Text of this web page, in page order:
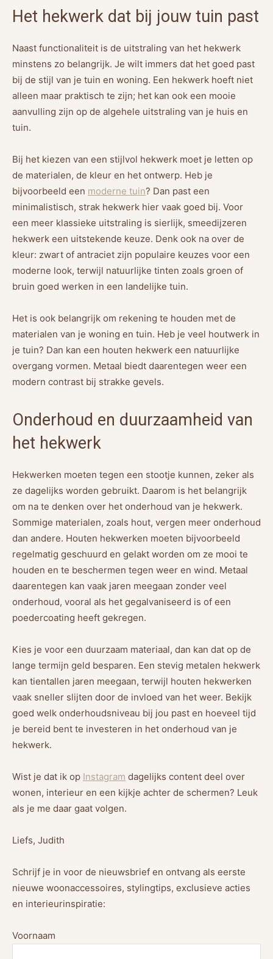
Het hekwerk dat bij jouw tuin past
Naast functionaliteit is de uitstraling van het hekwerk
minstens zo belangrijk. Je wilt immers dat het goed past
bij de stijl van je tuin en woning. Een hekwerk hoeft niet
alleen maar praktisch te zijn; het kan ook een mooie
aanvulling zijn op de algehele uitstraling van je huis en
tuin.
Bij het kiezen van een stijlvol hekwerk moet je letten op
de materialen, de kleur en het ontwerp. Heb je
bijvoorbeeld een moderne tuin? Dan past een
minimalistisch, strak hekwerk hier vaak goed bij. Voor
een meer klassieke uitstraling is sierlijk, smeedijzeren
hekwerk een uitstekende keuze. Denk ook na over de
kleur: zwart of antraciet zijn populaire keuzes voor een
moderne look, terwijl natuurlijke tinten zoals groen of
bruin goed werken in een landelijke tuin.
Het is ook belangrijk om rekening te houden met de
materialen van je woning en tuin. Heb je veel houtwerk in
je tuin? Dan kan een houten hekwerk een natuurlijke
overgang vormen. Metaal biedt daarentegen weer een
modern contrast bij strakke gevels.
Onderhoud en duurzaamheid van
het hekwerk
Hekwerken moeten tegen een stootje kunnen, zeker als
ze dagelijks worden gebruikt. Daarom is het belangrijk
om na te denken over het onderhoud van je hekwerk.
Sommige materialen, zoals hout, vergen meer onderhoud
dan andere. Houten hekwerken moeten bijvoorbeeld
regelmatig geschuurd en gelakt worden om ze mooi te
houden en te beschermen tegen weer en wind. Metaal
daarentegen kan vaak jaren meegaan zonder veel
onderhoud, vooral als het gegalvaniseerd is of een
poedercoating heeft gekregen.
Kies je voor een duurzaam materiaal, dan kan dat op de
lange termijn geld besparen. Een stevig metalen hekwerk
kan tientallen jaren meegaan, terwijl houten hekwerken
vaak sneller slijten door de invloed van het weer. Bekijk
goed welk onderhoudsniveau bij jou past en hoeveel tijd
je bereid bent te investeren in het onderhoud van je
hekwerk.
Wist je dat ik op Instagram dagelijks content deel over
wonen, interieur en een kijkje achter de schermen? Leuk
als je me daar gaat volgen.
Liefs, Judith
Schrijf je in voor de nieuwsbrief en ontvang als eerste
nieuwe woonaccessoires, stylingtips, exclusieve acties
en interieurinspiratie:
Voornaam